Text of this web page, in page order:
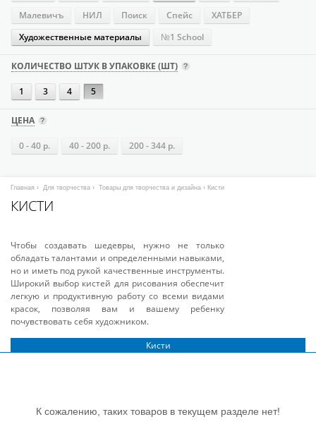
Малевичъ
НИЛ Поиск Спейс
ХАТБЕР
Художественные материалы
№1 School
КОЛИЧЕСТВО ШТУК В УПАКОВКЕ (ШТ)
1 3 4 5
ЦЕНА
0 - 40 р. 40 - 200 р. 200 - 344 р.
Главная › Для творчества › Товары для творчества и дизайна › Кисти
КИСТИ
Чтобы создавать шедевры, нужно не только
обладать талантами и определенными навыками,
но и иметь под рукой качественные инструменты.
Широкий выбор кистей для рисования обеспечит
легкую и продуктивную работу со всеми видами
красок, позволяя вам и вашему ребенку
почувствовать себя художником.
Кисти
К сожалению, таких товаров в текущем разделе нет!